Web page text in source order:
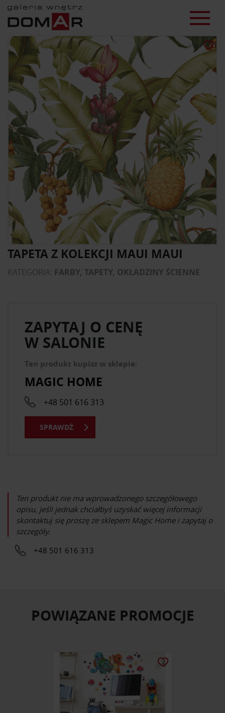
TAPETA Z KOLEKCJI MAUI MAUI
KATEGORIA: FARBY, TAPETY, OKŁADZINY ŚCIENNE
Ten produkt nie ma wprowadzonego szczegółowego
opisu, jeśli jednak chciałbyś uzyskać więcej informacji
skontaktuj się proszę ze sklepem Magic Homei zapytaj o
szczegóły.
+48 501 616 313
ZAPYTAJ O CENĘ
W SALONIE
Ten produkt kupisz w sklepie:
MAGIC HOME
+48 501 616 313
SPRAWDŹ
POWIĄZANE PROMOCJE